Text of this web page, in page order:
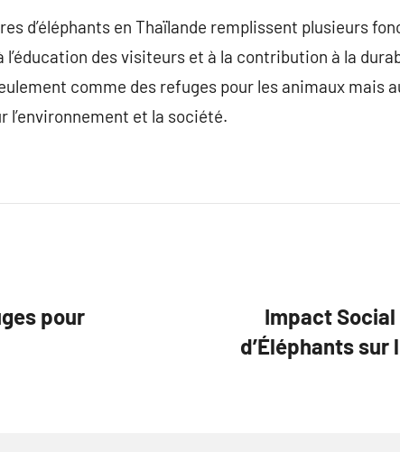
d’éléphants en Thaïlande remplissent plusieurs
l’éducation des visiteurs et à la contribution à la
comme des refuges pour les animaux mais
l’environnement et la société.
pour
Impact
d’Éléphants